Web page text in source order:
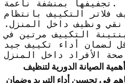
تجفيفها بمنشفة ناعمة.
فلاتر التكييف بانتظام
ونظيف داخل المنزل.
التكييف مرتين في
لضمان أداء تكييف جيد
الصيانة الدورية لتنظيف
في تحسين أداء التبريد وضمان